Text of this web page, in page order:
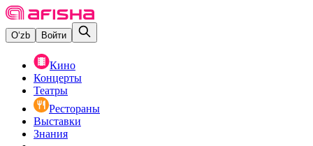
O‘zb Войти
Кино
Концерты
Театры
Рестораны
Выставки
Знания